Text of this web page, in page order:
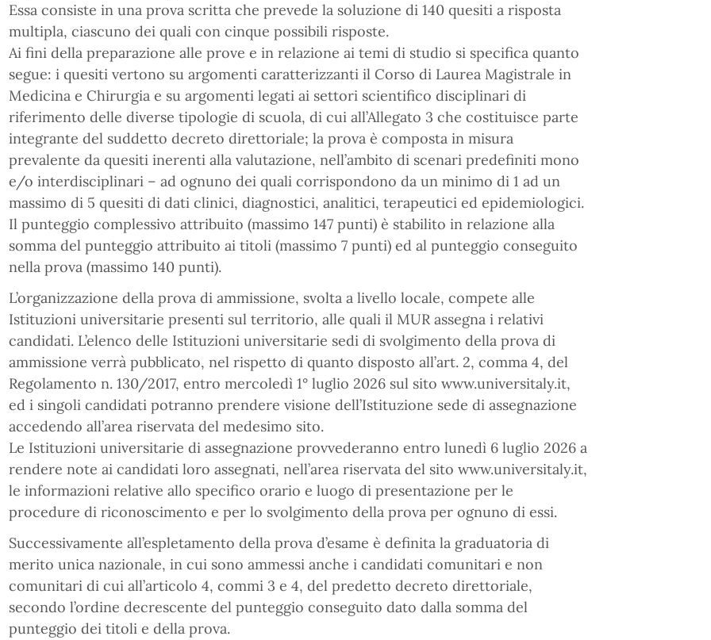
Essa consiste in una prova scritta che prevede la soluzione di 140 quesiti a risposta
multipla, ciascuno dei quali con cinque possibili risposte.
Ai fini della preparazione alle prove e in relazione ai temi di studio si specifica quanto
segue: i quesiti vertono su argomenti caratterizzanti il Corso di Laurea Magistrale in
Medicina e Chirurgia e su argomenti legati ai settori scientifico disciplinari di
riferimento delle diverse tipologie di scuola, di cui all’Allegato 3 che costituisce parte
integrante del suddetto decreto direttoriale; la prova è composta in misura
prevalente da quesiti inerenti alla valutazione, nell’ambito di scenari predefiniti mono
e/o interdisciplinari – ad ognuno dei quali corrispondono da un minimo di 1 ad un
massimo di 5 quesiti di dati clinici, diagnostici, analitici, terapeutici ed epidemiologici.
Il punteggio complessivo attribuito (massimo 147 punti) è stabilito in relazione alla
somma del punteggio attribuito ai titoli (massimo 7 punti) ed al punteggio conseguito
nella prova (massimo 140 punti).
L’organizzazione della prova di ammissione, svolta a livello locale, compete alle
Istituzioni universitarie presenti sul territorio, alle quali il MUR assegna i relativi
candidati. L’elenco delle Istituzioni universitarie sedi di svolgimento della prova di
ammissione verrà pubblicato, nel rispetto di quanto disposto all’art. 2, comma 4, del
Regolamento n. 130/2017, entro mercoledì 1° luglio 2026 sul sito www.universitaly.it,
ed i singoli candidati potranno prendere visione dell’Istituzione sede di assegnazione
accedendo all’area riservata del medesimo sito.
Le Istituzioni universitarie di assegnazione provvederanno entro lunedì 6 luglio 2026 a
rendere note ai candidati loro assegnati, nell’area riservata del sito www.universitaly.it,
le informazioni relative allo specifico orario e luogo di presentazione per le
procedure di riconoscimento e per lo svolgimento della prova per ognuno di essi.
Successivamente all’espletamento della prova d’esame è definita la graduatoria di
merito unica nazionale, in cui sono ammessi anche i candidati comunitari e non
comunitari di cui all’articolo 4, commi 3 e 4, del predetto decreto direttoriale,
secondo l’ordine decrescente del punteggio conseguito dato dalla somma del
punteggio dei titoli e della prova.